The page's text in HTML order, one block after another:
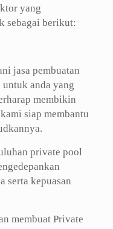
yang
sebagai berikut:
jasa pembuatan
anda yang
membikin
siap membantu
private pool
serta kepuasan
membuat Private